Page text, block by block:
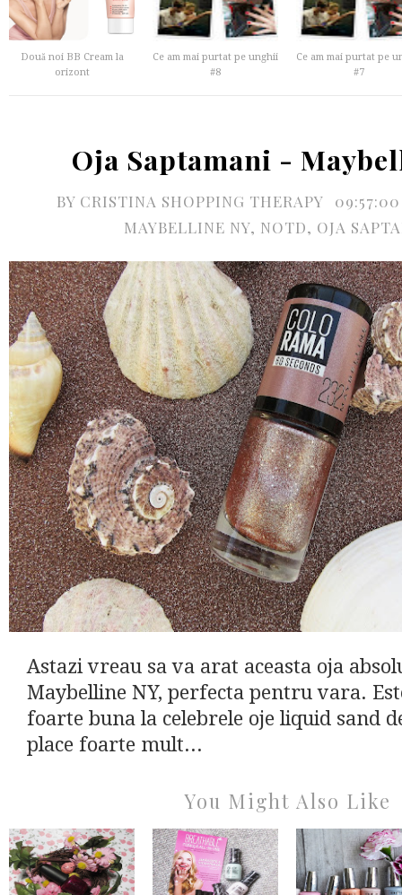
Două noi BB Cream la
orizont
Ce am mai purtat pe unghii
#8
Ce am mai purtat pe
#7
Oja Saptamani -
BY CRISTINA SHOPPING THERAPY
MAYBELLINE NY, NOTD, OJA
Astazi vreau sa va arat aceasta oja
Maybelline NY, perfecta pentru vara.
foarte buna la celebrele oje liquid sand
place foarte mult...
You Might Also Like